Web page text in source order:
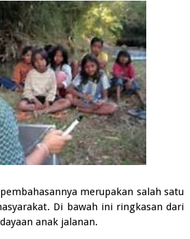
merupakan salah satu
Di bawah ini ringkasan dari
anak jalanan.